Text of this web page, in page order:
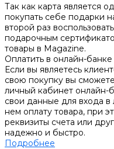
Так как карта является
покупать себе подарки
второй раз
подарочным
товары в Magazine.
Оплатить в онлайн-банке
Если вы являетесь
свою покупку вы
личный кабинет онлайн-
свои данные для входа
нем оплату товара, при
реквизиты счета или
надежно и быстро.
Подробнее